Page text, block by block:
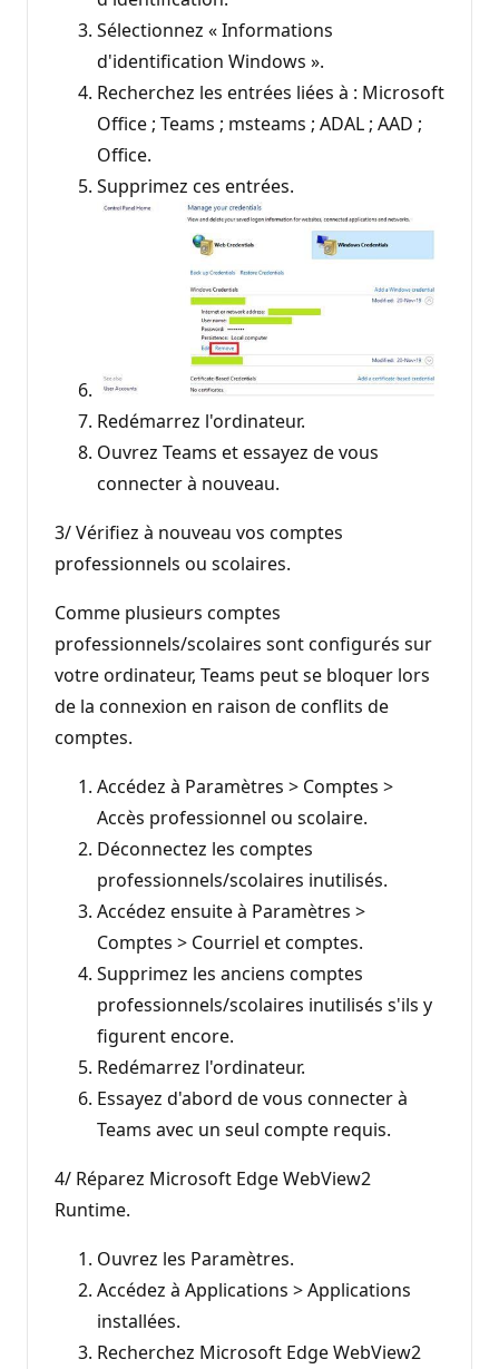
Sélectionnez « Informations
d'identification Windows ».
Recherchez les entrées liées à : Microsoft
Office ; Teams ; msteams ; ADAL ; AAD ;
Office.
Supprimez ces entrées.
Redémarrez l'ordinateur.
Ouvrez Teams et essayez de vous
connecter à nouveau.
3/ Vérifiez à nouveau vos comptes
professionnels ou scolaires.
Comme plusieurs comptes
professionnels/scolaires sont configurés sur
votre ordinateur, Teams peut se bloquer lors
de la connexion en raison de conflits de
comptes.
Accédez à Paramètres > Comptes >
Accès professionnel ou scolaire.
Déconnectez les comptes
professionnels/scolaires inutilisés.
Accédez ensuite à Paramètres >
Comptes > Courriel et comptes.
Supprimez les anciens comptes
professionnels/scolaires inutilisés s'ils y
figurent encore.
Redémarrez l'ordinateur.
Essayez d'abord de vous connecter à
Teams avec un seul compte requis.
4/ Réparez Microsoft Edge WebView2
Runtime.
Ouvrez les Paramètres.
Accédez à Applications > Applications
installées.
Recherchez Microsoft Edge WebView2